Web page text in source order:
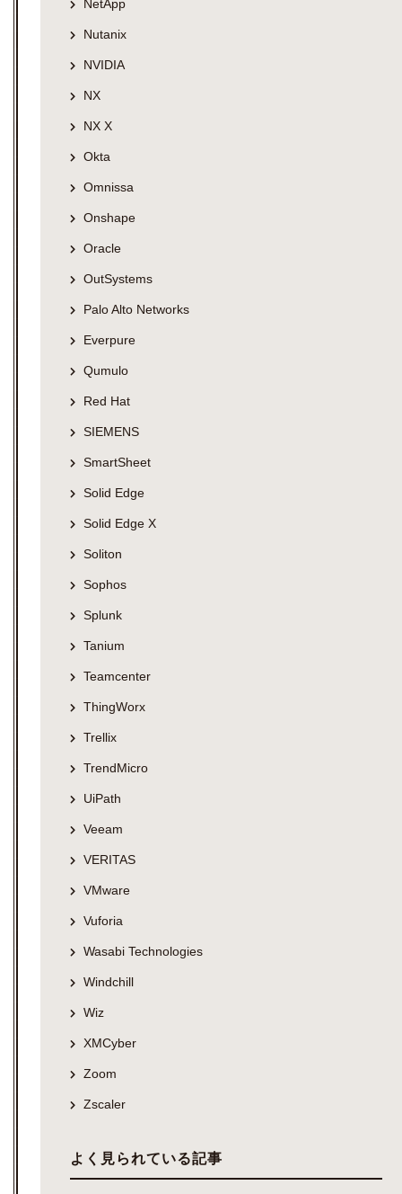
NetApp
Nutanix
NVIDIA
NX
NX X
Okta
Omnissa
Onshape
Oracle
OutSystems
Palo Alto Networks
Everpure
Qumulo
Red Hat
SIEMENS
SmartSheet
Solid Edge
Solid Edge X
Soliton
Sophos
Splunk
Tanium
Teamcenter
ThingWorx
Trellix
TrendMicro
UiPath
Veeam
VERITAS
VMware
Vuforia
Wasabi Technologies
Windchill
Wiz
XMCyber
Zoom
Zscaler
よく見られている記事